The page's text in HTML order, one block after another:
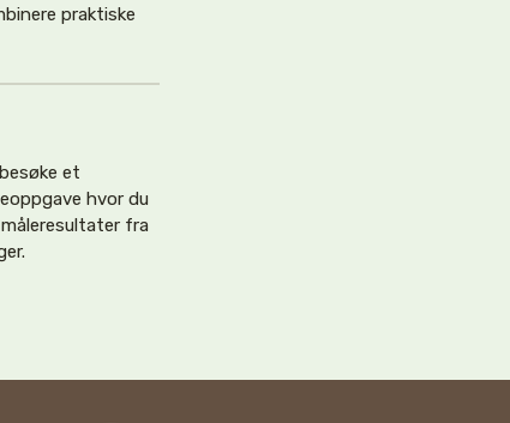
praktiske
et
hvor du
fra